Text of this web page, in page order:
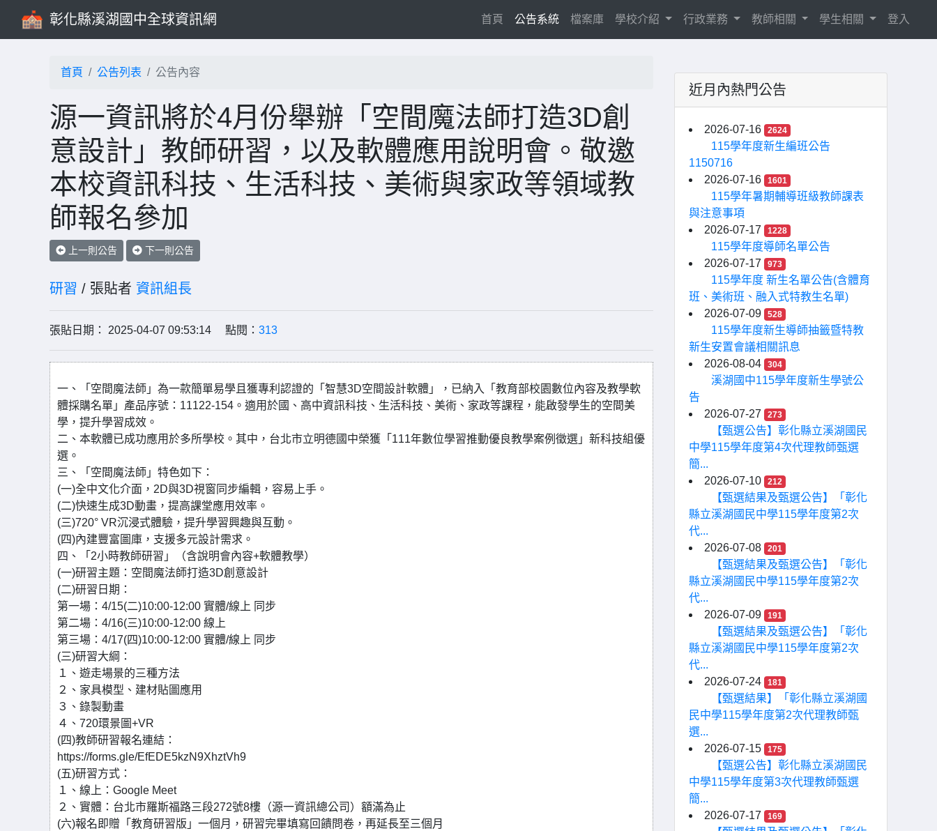
彰化縣溪湖國中全球資訊網 首頁 (current)
公告系統 檔案庫 學校介紹 行政業務 教師相關 學生相關 登入
首頁 公告列表 公告內容
源一資訊將於4月份舉辦「空間魔法師打造3D創
意設計」教師研習，以及軟體應用說明會。敬邀
本校資訊科技、生活科技、美術與家政等領域教
師報名參加
上一則公告 下一則公告
研習 / 張貼者 資訊組長
張貼日期： 2025-04-07 09:53:14 點閱： 313
一、「空間魔法師」為一款簡單易學且獲專利認證的「智慧3D空間設計軟體」，已納入「教育部校園數位內容及教學軟
體採購名單」產品序號：11122-154。適用於國、高中資訊科技、生活科技、美術、家政等課程，能啟發學生的空間美
學，提升學習成效。
二、本軟體已成功應用於多所學校。其中，台北市立明德國中榮獲「111年數位學習推動優良教學案例徵選」新科技組優
選。
三、「空間魔法師」特色如下：
(一)全中文化介面，2D與3D視窗同步編輯，容易上手。
(二)快速生成3D動畫，提高課堂應用效率。
(三)720° VR沉浸式體驗，提升學習興趣與互動。
(四)內建豐富圖庫，支援多元設計需求。
四、「2小時教師研習」（含說明會內容+軟體教學）
(一)研習主題：空間魔法師打造3D創意設計
(二)研習日期：
第一場：4/15(二)10:00-12:00 實體/線上 同步
第二場：4/16(三)10:00-12:00 線上
第三場：4/17(四)10:00-12:00 實體/線上 同步
(三)研習大綱：
１、遊走場景的三種方法
２、家具模型、建材貼圖應用
３、錄製動畫
４、720環景圖+VR
(四)教師研習報名連結：
https://forms.gle/EfEDE5kzN9XhztVh9
(五)研習方式：
１、線上：Google Meet
２、實體：台北市羅斯福路三段272號8樓（源一資訊總公司）額滿為止
(六)報名即贈「教育研習版」一個月，研習完畢填寫回饋問卷，再延長至三個月
近月內熱門公告
2026-07-16 2624
115學年度新生編班公告
1150716
2026-07-16
1601
115學年暑期輔導班級教師課表
與注意事項
2026-07-17
1228
115學年度導師名單公告
2026-07-17
973
115學年度 新生名單公告(含體育
班、美術班、融入式特教生名單)
2026-07-09
528
115學年度新生導師抽籤暨特教
新生安置會議相關訊息
2026-08-04
304
溪湖國中115學年度新生學號公
告
2026-07-27
273
【甄選公告】彰化縣立溪湖國民
中學115學年度第4次代理教師甄選
簡...
2026-07-10
212
【甄選結果及甄選公告】「彰化
縣立溪湖國民中學115學年度第2次
代...
2026-07-08
201
【甄選結果及甄選公告】「彰化
縣立溪湖國民中學115學年度第2次
代...
2026-07-09
191
【甄選結果及甄選公告】「彰化
縣立溪湖國民中學115學年度第2次
代...
2026-07-24
181
【甄選結果】「彰化縣立溪湖國
民中學115學年度第2次代理教師甄
選...
2026-07-15
175
【甄選公告】彰化縣立溪湖國民
中學115學年度第3次代理教師甄選
簡...
2026-07-17
169